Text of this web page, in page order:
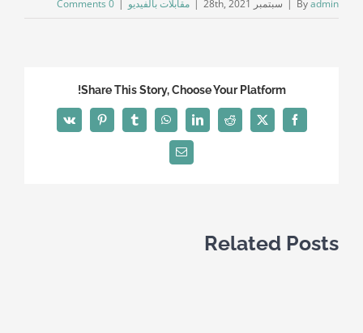
Byadmin
| سبتمبر 28th, 2021 | مقابلات بالفيديو |
0 Comments
Share This Story, Choose Your Platform!
Facebook
X
Reddit
LinkedIn
WhatsApp
Tumblr
Pinterest
Vk
Email
Related Posts